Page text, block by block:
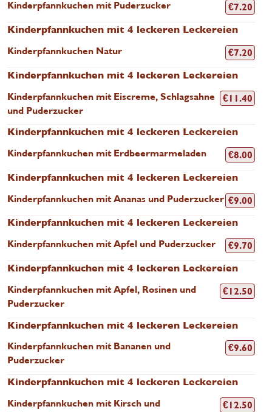
Kinderpfannkuchen mit Puderzucker
€7.20
Kinderpfannkuchen mit 4 leckeren Leckereien
Kinderpfannkuchen Natur
€7.20
Kinderpfannkuchen mit 4 leckeren Leckereien
Kinderpfannkuchen mit Eiscreme, Schlagsahne
und Puderzucker
€11.40
Kinderpfannkuchen mit 4 leckeren Leckereien
Kinderpfannkuchen mit Erdbeermarmeladen
€8.00
Kinderpfannkuchen mit 4 leckeren Leckereien
Kinderpfannkuchen mit Ananas und Puderzucker €9.00
Kinderpfannkuchen mit 4 leckeren Leckereien
Kinderpfannkuchen mit Apfel und Puderzucker
€9.70
Kinderpfannkuchen mit 4 leckeren Leckereien
Kinderpfannkuchen mit Apfel, Rosinen und
Puderzucker
€12.50
Kinderpfannkuchen mit 4 leckeren Leckereien
Kinderpfannkuchen mit Bananen und
Puderzucker
€9.60
Kinderpfannkuchen mit 4 leckeren Leckereien
Kinderpfannkuchen mit Kirsch und
€12.50